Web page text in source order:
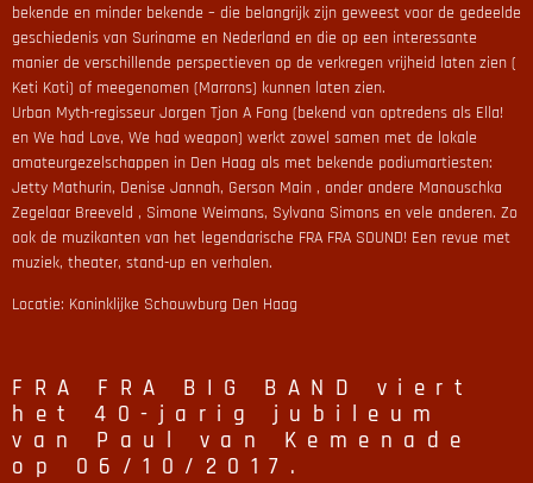
bekende en minder bekende – die belangrijk zijn geweest voor de gedeelde
geschiedenis van Suriname en Nederland en die op een interessante
manier de verschillende perspectieven op de verkregen vrijheid laten zien (
Keti Koti) of meegenomen (Marrons) kunnen laten zien.
Urban Myth-regisseur Jorgen Tjon A Fong (bekend van optredens als Ella!
en We had Love, We had weapon) werkt zowel samen met de lokale
amateurgezelschappen in Den Haag als met bekende podiumartiesten:
Jetty Mathurin, Denise Jannah, Gerson Main , onder andere Manouschka
Zegelaar Breeveld , Simone Weimans, Sylvana Simons en vele anderen. Zo
ook de muzikanten van het legendarische FRA FRA SOUND! Een revue met
muziek, theater, stand-up en verhalen.
Locatie: Koninklijke Schouwburg Den Haag
FRA FRA BIG BAND viert
het 40-jarig jubileum
van Paul van Kemenade
op 06/10/2017.